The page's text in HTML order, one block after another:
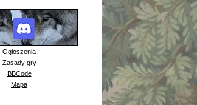
Ogłoszenia
Zasady gry
BBCode
Mapa